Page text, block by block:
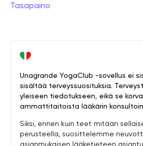
Tasapaino
Unagrande YogaClub -sovellus ei
sisältää terveyssuosituksia.
yleiseen tiedotukseen, eikä se
ammattitaitoista lääkärin
Siksi, ennen kuin teet mitään
perusteella, suosittelemme
asianmukaisen lääketieteen